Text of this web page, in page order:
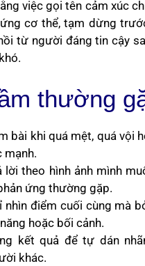
việc gọi tên cảm xúc
cơ thể, tạm dừng
từ người đáng tin cậy
thường
bài khi quá mệt, quá vội
mạnh.
lời theo hình ảnh mình
ứng thường gặp.
nhìn điểm cuối cùng mà
hoặc bối cảnh.
kết quả để tự dán
khác.